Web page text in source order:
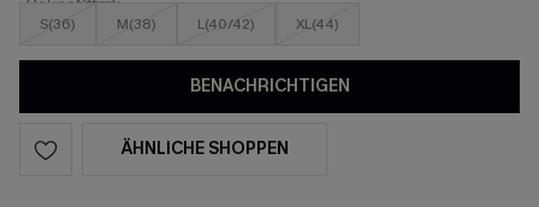
S(36) M(38) L(40/42) XL(44)
BENACHRICHTIGEN
ÄHNLICHE SHOPPEN